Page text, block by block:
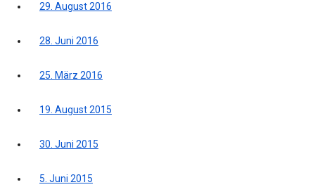
29. August 2016
28. Juni 2016
25. März 2016
19. August 2015
30. Juni 2015
5. Juni 2015